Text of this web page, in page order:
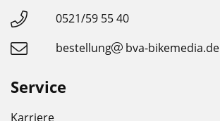
0521/59 55 40
bestellung
bva-bikemedia.de
Service
Karriere